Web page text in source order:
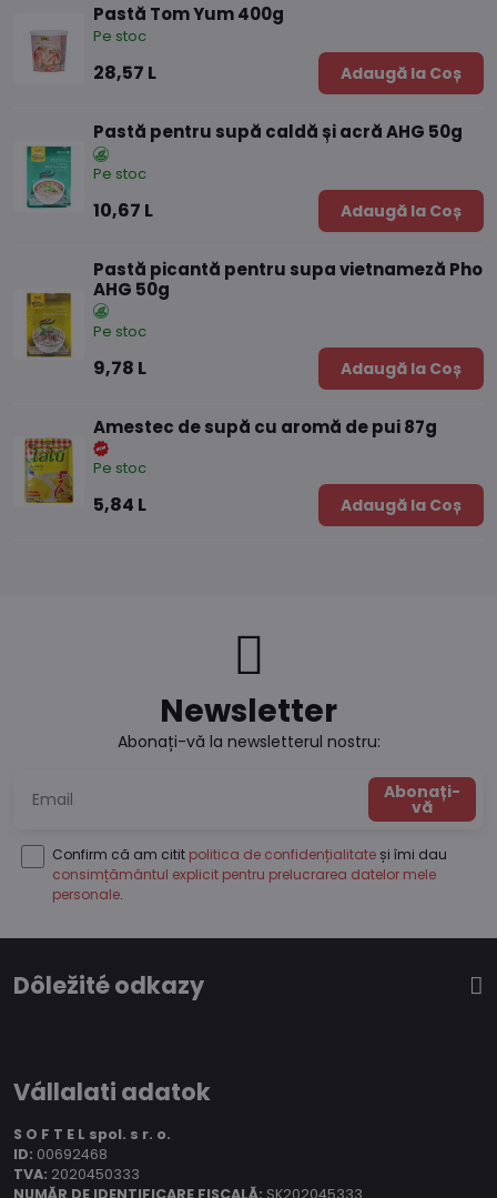
Pastă Tom Yum 400g
Pe stoc
28,57 L Adaugă la Coș
Pastă pentru supă caldă și acră AHG 50g
Pe stoc
10,67 L Adaugă la Coș
Pastă picantă pentru supa vietnameză Pho
AHG 50g
Pe stoc
9,78 L Adaugă la Coș
Amestec de supă cu aromă de pui 87g
Pe stoc
5,84 L Adaugă la Coș
Newsletter
Abonați-vă la newsletterul nostru:
Abonați-
vă
Confirm că am citit politica de confidențialitate și îmi dau
consimțământul explicit pentru prelucrarea datelor mele
personale.
Dôležité odkazy
Vállalati adatok
S O F T E L spol. s r. o.
ID: 00692468
TVA: 2020450333